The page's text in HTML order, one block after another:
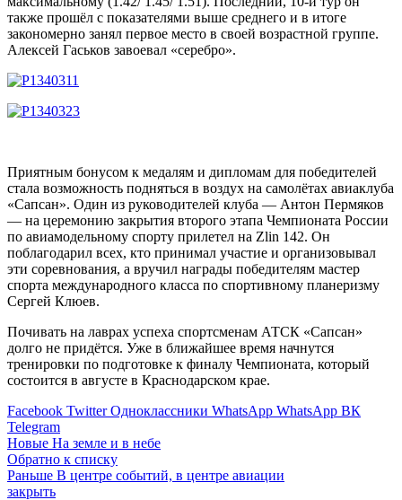
также прошёл с показателями выше среднего и в итоге
закономерно занял первое место в своей возрастной группе.
Алексей Гаськов завоевал «серебро».
Приятным бонусом к медалям и дипломам для победителей
стала возможность подняться в воздух на самолётах авиаклуба
«Сапсан». Один из руководителей клуба — Антон Пермяков
— на церемонию закрытия второго этапа Чемпионата России
по авиамодельному спорту прилетел на Zlin 142. Он
поблагодарил всех, кто принимал участие и организовывал
эти соревнования, а вручил награды победителям мастер
спорта международного класса по спортивному планеризму
Сергей Клюев.
Почивать на лаврах успеха спортсменам АТСК «Сапсан»
долго не придётся. Уже в ближайшее время начнутся
тренировки по подготовке к финалу Чемпионата, который
состоится в августе в Краснодарском крае.
Facebook Twitter Одноклассники WhatsApp WhatsApp ВК
Telegram
Новые На земле и в небе
Обратно к списку
Раньше В центре событий, в центре авиации
закрыть